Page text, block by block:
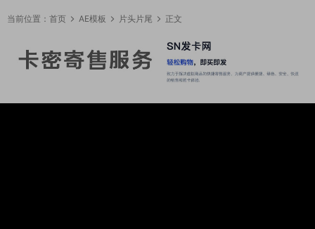
当前位置： 首页 AE模板 片头片尾 正文